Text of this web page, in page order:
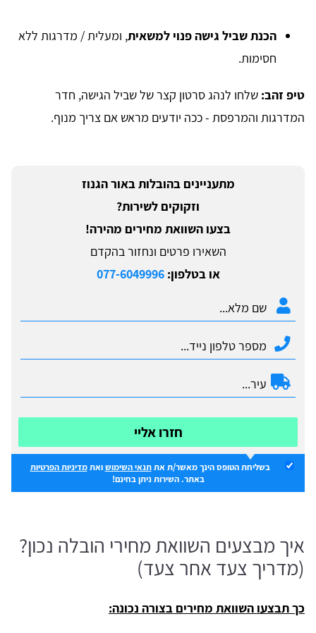
הכנת שביל גישה פנוי למשאית, ומעלית / מדרגות ללא
חסימות.
טיפ זהב: שלחו לנהג סרטון קצר של שביל הגישה, חדר
המדרגות והמרפסת - ככה יודעים מראש אם צריך מנוף.
מתעניינים בהובלות באור הגנוז
וזקוקים לשירות?
בצעו השוואת מחירים מהירה!
השאירו פרטים ונחזור בהקדם
או בטלפון:077-6049996
חזרו אליי
בשליחת הטופס הינך מאשר/ת אתתנאי השימושואתמדיניות הפרטיות
באתר. השירות ניתן בחינם!
איך מבצעים השוואת מחירי הובלה נכון?
(מדריך צעד אחר צעד)
כך תבצעו השוואת מחירים בצורה נכונה: